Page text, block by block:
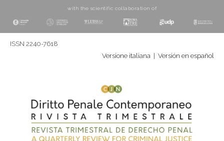
with the scientific collaboration of
ISSN 2240-7618
Versione italiana
Versión en español